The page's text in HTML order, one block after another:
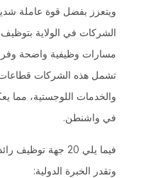
ويتعزز بفضل قوة عاملة
الشركات في الولاية
مسارات وظيفية واضحة
تشمل هذه الشركات قطاعات
والخدمات اللوجستية، مما
في واشنطن.
فيما يلي 20 جهة
وتقدر الخبرة الدولية: